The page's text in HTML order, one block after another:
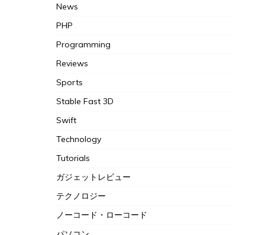
News
PHP
Programming
Reviews
Sports
Stable Fast 3D
Swift
Technology
Tutorials
ガジェットレビュー
テクノロジー
ノーコード・ローコード